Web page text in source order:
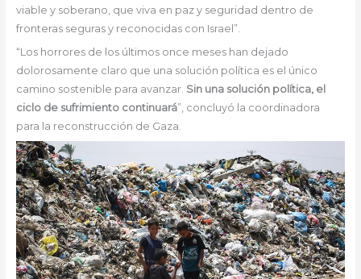
viable y soberano, que viva en paz y seguridad dentro de
fronteras seguras y reconocidas con Israel”.
“Los horrores de los últimos once meses han dejado
dolorosamente claro que una solución política es el único
camino sostenible para avanzar. Sin una solución política, el
ciclo de sufrimiento continuará”, concluyó la coordinadora
para la reconstrucción de Gaza.